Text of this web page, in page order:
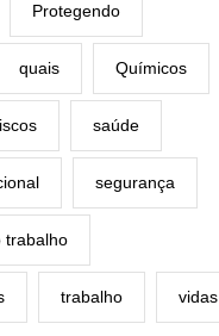
Protegendo
quais Químicos
saúde
segurança
trabalho
trabalho vidas